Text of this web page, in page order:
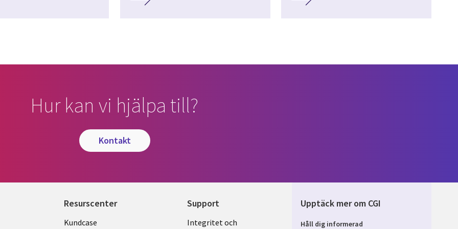
Hur kan vi hjälpa till?
kontakt
Resurscenter
Library
Kundcase
Support
Legal
Integritet och
Upptäck mer om CGI
Håll dig informerad